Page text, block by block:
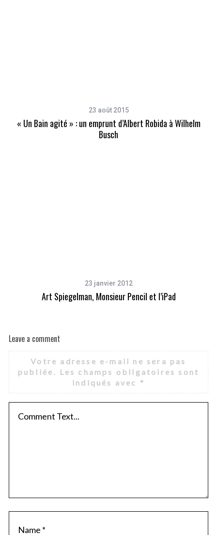
23 août 2015
« Un Bain agité » : un emprunt d’Albert Robida à Wilhelm
Busch
23 janvier 2012
Art Spiegelman, Monsieur Pencil et l’iPad
Leave a comment
Votre adresse e-mail ne sera pas
publiée.
Les champs obligatoires sont
indiqués avec *